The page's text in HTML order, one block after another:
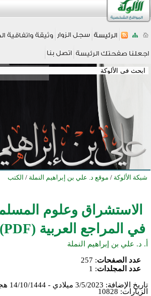
شبكة الألوكة / موقع د. علي بن إبراهيم النملة / الكتب
الاستشراق وعلوم
في المراجع العربية (PDF)
أ. د. علي بن إبراهيم النملة
عدد الصفحات:
257
عدد المجلدات:
1
تاريخ الإضافة: 3/5/2023 ميلادي - 14/10/1444 هجري
الزيارات: 10828